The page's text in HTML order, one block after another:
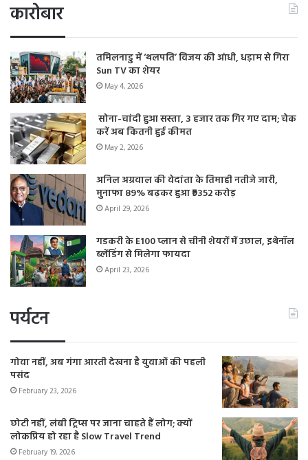
कारोबार
तमिलनाडु में ‘थलपति’ विजय की आंधी, धड़ाम से गिरा
Sun TV का शेयर
May 4, 2026
सोना-चांदी हुआ सस्ता, 3 हजार तक गिर गए दाम; चेक
करें अब कितनी हुई कीमत
May 2, 2026
अनिल अग्रवाल की वेदांता के तिमाही नतीजे जारी,
मुनाफा 89% बढ़कर हुआ ₹9352 करोड़
April 29, 2026
गडकरी के E100 प्लान से चीनी शेयरों में उछाल, इथेनॉल
ब्लेंडिंग से मिलेगा फायदा
April 23, 2026
पर्यटन
गोवा नहीं, अब गंगा आरती देखना है युवाओं की पहली
पसंद
February 23, 2026
छोटी नहीं, लंबी ट्रिप्स पर जाना चाहते हैं लोग; क्यों
लोकप्रिय हो रहा है Slow Travel Trend
February 19, 2026